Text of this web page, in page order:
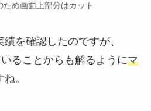
ため画面上部分はカット
を確認したのですが、
ることからも解るようにマ
。